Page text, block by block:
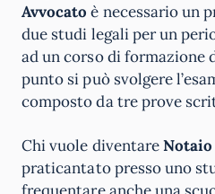
Avvocato è necessario un
due studi legali per un
ad un corso di formazione
punto si può svolgere
composto da tre prove
Chi vuole diventareNotaio
praticantato presso uno
frequentare anche una